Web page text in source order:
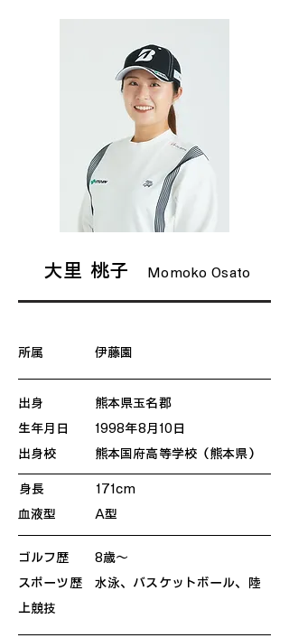
​大里 桃子 Momoko Osato
所属 伊藤園
出身 熊本県玉名郡
生年月日 1998年8月10日
出身校 熊本国府高等学校（熊本県）
身長 171cm
血液型 A型
ゴルフ歴 8歳～
スポーツ歴 水泳、バスケットボール、陸
上競技